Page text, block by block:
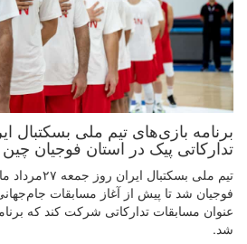
برنامه بازی‌های تیم ملی بسکتبال
تدارکاتی پیک در استان فوجیان
تیم ملی
عنوان مسابقات تدارکاتی شرکت کند که
شد.